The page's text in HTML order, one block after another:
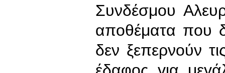
Συνδέσμου
αποθέματα που
δεν ξεπερνούν